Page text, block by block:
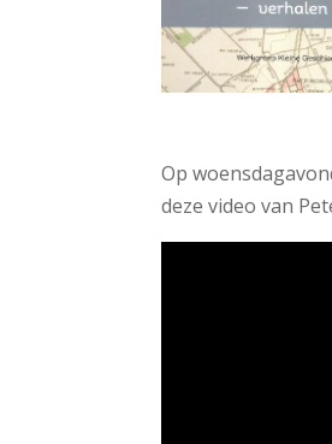
Op
deze video van